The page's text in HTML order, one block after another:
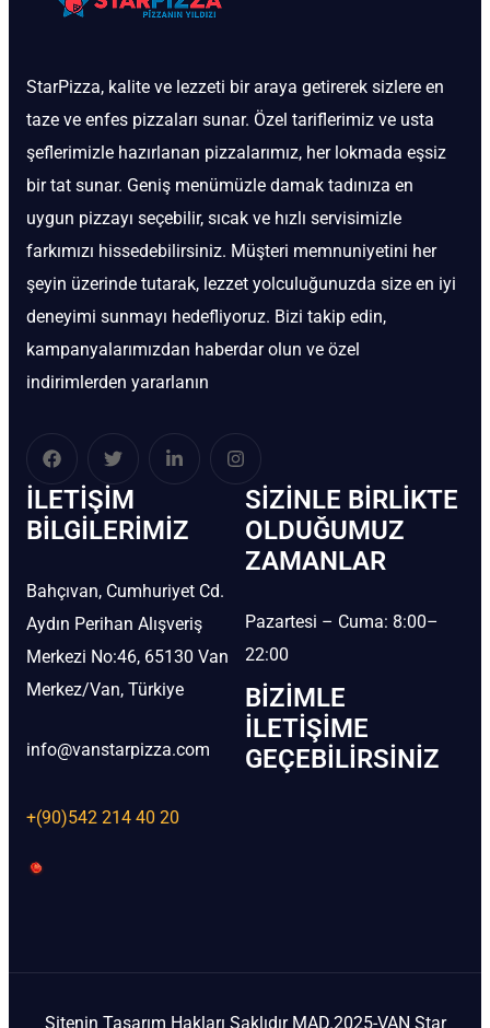
StarPizza, kalite ve lezzeti bir araya getirerek sizlere en
taze ve enfes pizzaları sunar. Özel tariflerimiz ve usta
şeflerimizle hazırlanan pizzalarımız, her lokmada eşsiz
bir tat sunar. Geniş menümüzle damak tadınıza en
uygun pizzayı seçebilir, sıcak ve hızlı servisimizle
farkımızı hissedebilirsiniz. Müşteri memnuniyetini her
şeyin üzerinde tutarak, lezzet yolculuğunuzda size en iyi
deneyimi sunmayı hedefliyoruz. Bizi takip edin,
kampanyalarımızdan haberdar olun ve özel
indirimlerden yararlanın
İLETIŞIM
BİLGILERIMIZ
Bahçıvan, Cumhuriyet Cd.
Aydın Perihan Alışveriş
Merkezi No:46, 65130 Van
Merkez/Van, Türkiye
info@vanstarpizza.com
+(90)542 214 40 20
SIZINLE BIRLIKTE
OLDUĞUMUZ
ZAMANLAR
Pazartesi – Cuma: 8:00–
22:00
BIZIMLE
İLETIŞIME
GEÇEBILIRSINIZ
Sitenin Tasarım Hakları Saklıdır MAD.2025-VAN Star